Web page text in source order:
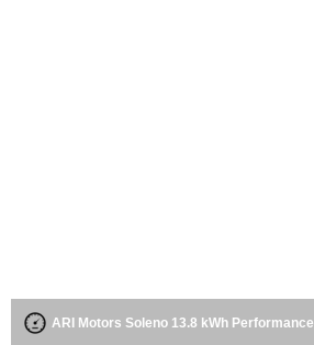
ARI Motors Soleno 13.8 kWh Performance